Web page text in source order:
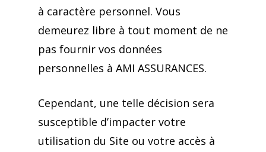
à caractère personnel. Vous
demeurez libre à tout moment de ne
pas fournir vos données
personnelles à AMI ASSURANCES.
Cependant, une telle décision sera
susceptible d’impacter votre
utilisation du Site ou votre accès à